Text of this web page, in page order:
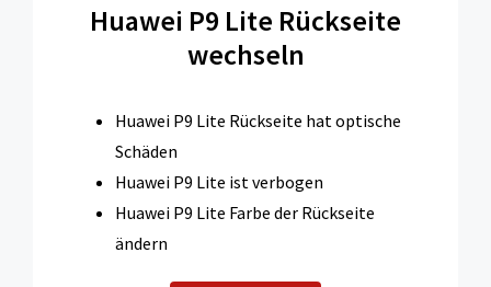
Huawei P9 Lite Rückseite
wechseln
Huawei P9 Lite Rückseite hat optische
Schäden
Huawei P9 Lite ist verbogen
Huawei P9 Lite Farbe der Rückseite
ändern